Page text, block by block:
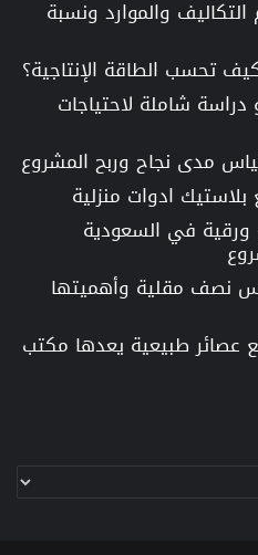
والموارد ونسبة
تحسب الطاقة الإنتاجية؟
شاملة لاحتياجات
مدى نجاح وربح المشروع
ادوات منزلية
في السعودية
نصف مقلية وأهميتها
طبيعية يعدها مكتب